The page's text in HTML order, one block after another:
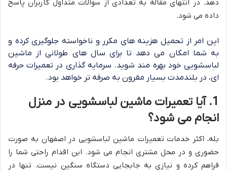
دهد. در انتهای مقاله به تعدادی از سوالات متداول کاربران پاسخ
داده می شود.
این امر از تحمیل هزینه های مکرر و ناخواسته جلوگیری کرده و
به شما امکان می دهد تا برای سال های طولانی از ماشین
لباسشویی خود بهره مند شوید. سرمایه گذاری در تعمیرات حرفه
ای، در بلندمدت بسیار مقرون به صرفه تر خواهد بود.
1. آیا تعمیرات ماشین لباسشویی در منزل
انجام می شود؟
بله، اکثر خدمات تعمیرات ماشین لباسشویی در اصفهان به صورت
حضوری و در محل مشتری انجام می شود. این اقدام راحتی شما را
فراهم کرده و نیازی به جابجایی دستگاه سنگین نیست. تنها در